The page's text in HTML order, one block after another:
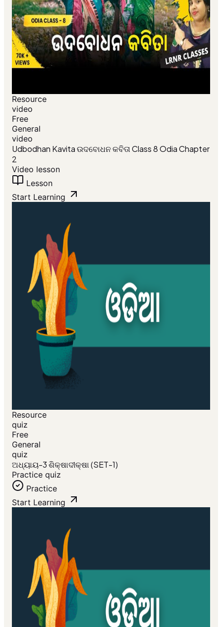
Resource
video
Free
General
video
Udbodhan Kavita ଉଦବୋଧନ କବିତା Class 8 Odia Chapter
2
Video lesson
Lesson
Start Learning
Resource
quiz
Free
General
quiz
ଅଧ୍ୟାୟ-3 ଶିକ୍ଷାଦୀକ୍ଷା (SET-1)
Practice quiz
Practice
Start Learning